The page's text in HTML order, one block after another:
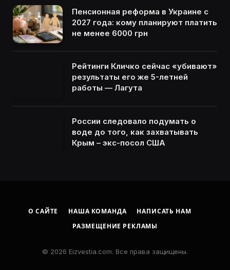
Пенсионная реформа в Украине с
2027 года: кому планируют платить
не менее 6000 грн
Рейтинги Кличко сейчас «убивают»
результаты его же 5-летней
работы — Лагута
России следовало подумать о
воде до того, как захватывать
Крым – экс-посол США
О САЙТЕ НАША КОМАНДА
НАПИСАТЬ НАМ
РАЗМЕЩЕНИЕ РЕКЛАМЫ
© 2026 Eizvestia.com. Все права защищены.